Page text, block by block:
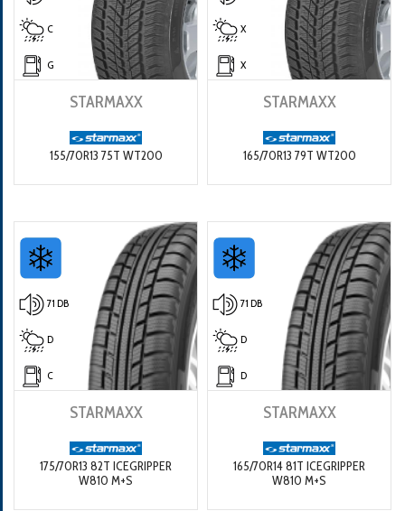
C
G
STARMAXX
155/70R13 75T WT200
X
X
STARMAXX
165/70R13 79T WT200
71 DB
D
C
STARMAXX
175/70R13 82T ICEGRIPPER
W810 M+S
71 DB
D
D
STARMAXX
165/70R14 81T ICEGRIPPER
W810 M+S